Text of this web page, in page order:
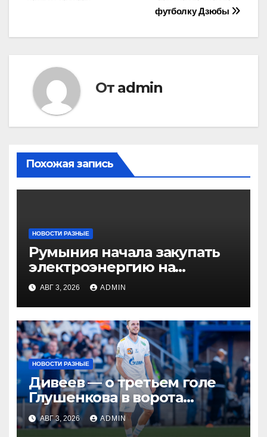
футболку Дзюбы
От admin
Похожая запись
НОВОСТИ РАЗНЫЕ
Румыния начала закупать
электроэнергию на
Украине из-за дефицита
АВГ 3, 2026 ADMIN
НОВОСТИ РАЗНЫЕ
Дивеев — о третьем голе
Глушенкова в ворота
«Оренбурга»: «Напомнил
Джону Джону, что
АВГ 3, 2026 ADMIN